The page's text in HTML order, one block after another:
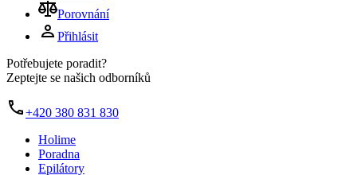
Porovnání
Přihlásit
Potřebujete poradit?
Zeptejte se našich odborníků
+420 380 831 830
Holime
Poradna
Epilátory